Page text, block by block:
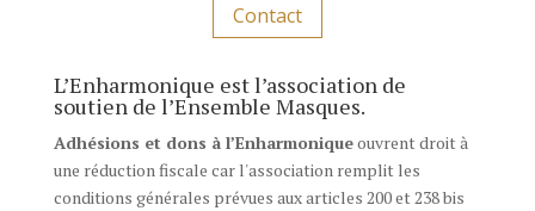
Contact
L’Enharmonique est l’association de
soutien de l’Ensemble Masques.
Adhésions et dons à l’Enharmoniqueouvrent droit à
une réduction fiscale car l'association remplit les
conditions générales prévues aux articles 200 et 238 bis